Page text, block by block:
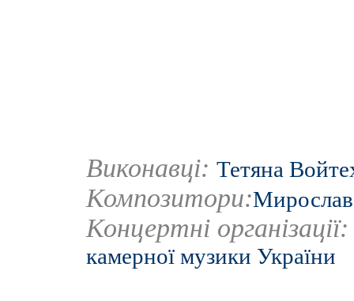
Виконавці: Тетяна
Композитори:
Концертні
камерної музики України